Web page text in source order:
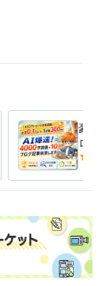
豪華
ログ
アド